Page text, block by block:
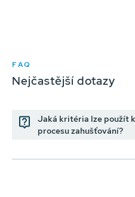
FAQ
Nejčastější dotazy
Jaká kritéria lze použít
procesu zahušťování?